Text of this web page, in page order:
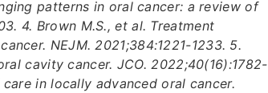
patterns in oral cancer: a review of
4. Brown M.S., et al. Treatment
NEJM. 2021;384:1221-1233. 5.
cavity cancer. JCO. 2022;40(16):1782-
in locally advanced oral cancer.